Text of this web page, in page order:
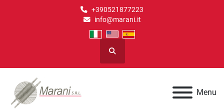
+390521877223
info@marani.it
Cerca
Menu